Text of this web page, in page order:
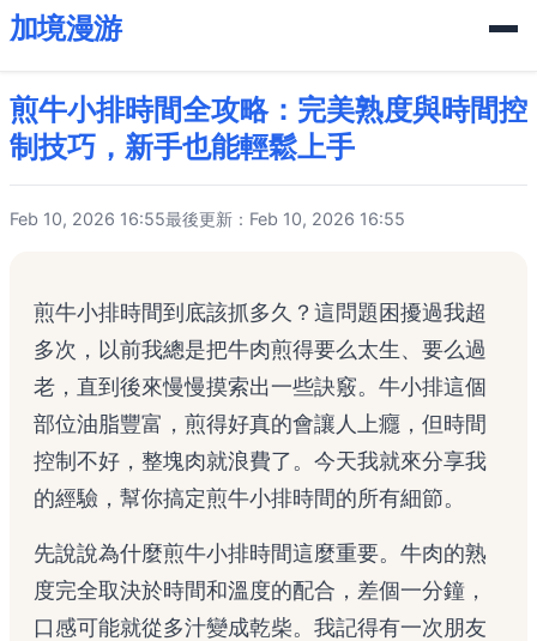
加境漫游
煎牛小排時間全攻略：完美熟度與時間控
制技巧，新手也能輕鬆上手
Feb 10, 2026 16:55最後更新：Feb 10, 2026 16:55
煎牛小排時間到底該抓多久？這問題困擾過我超
多次，以前我總是把牛肉煎得要么太生、要么過
老，直到後來慢慢摸索出一些訣竅。牛小排這個
部位油脂豐富，煎得好真的會讓人上癮，但時間
控制不好，整塊肉就浪費了。今天我就來分享我
的經驗，幫你搞定煎牛小排時間的所有細節。
先說說為什麼煎牛小排時間這麼重要。牛肉的熟
度完全取決於時間和溫度的配合，差個一分鐘，
口感可能就從多汁變成乾柴。我記得有一次朋友